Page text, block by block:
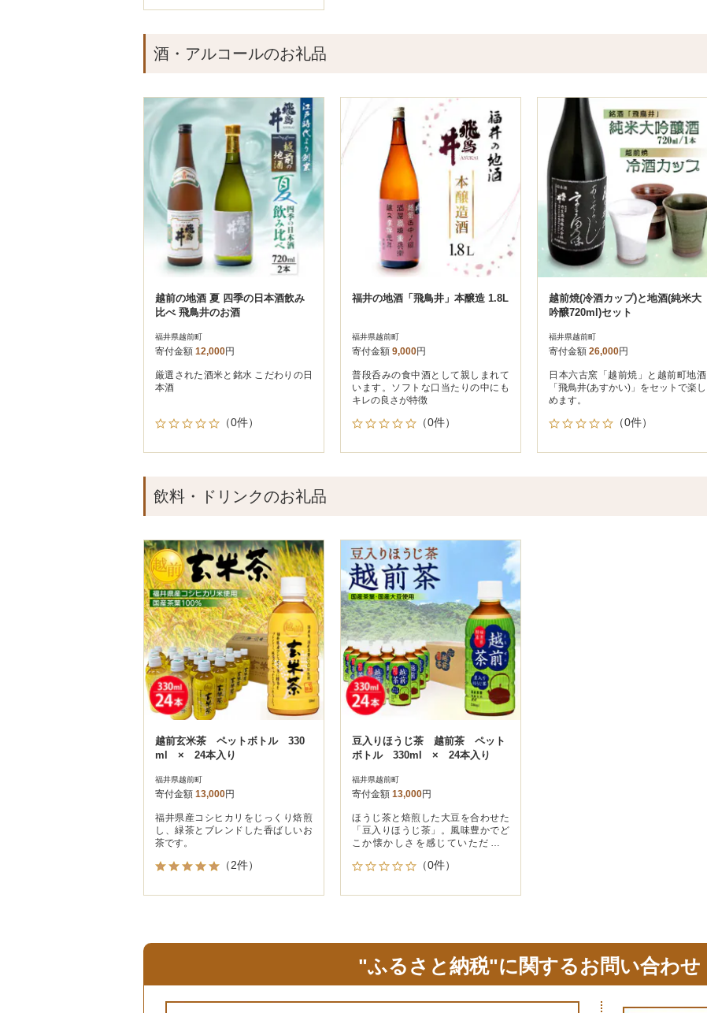
酒・アルコールのお礼品
越前の地酒 夏 四季の日本酒飲み
比べ 飛鳥井のお酒
福井県越前町
寄付金額 12,000円
厳選された酒米と銘水 こだわりの日
本酒
（0件）
福井の地酒「飛鳥井」本醸造 1.8L
福井県越前町
寄付金額 9,000円
普段呑みの食中酒として親しまれて
います。ソフトな口当たりの中にも
キレの良さが特徴
（0件）
越前焼(冷酒カップ)と地酒(純米大
吟醸720ml)セット
福井県越前町
寄付金額 26,000円
日本六古窯「越前焼」と越前町地酒
「飛鳥井(あすかい)」をセットで楽し
めます。
（0件）
飲料・ドリンクのお礼品
越前玄米茶 ペットボトル 330
ml × 24本入り
福井県越前町
寄付金額 13,000円
福井県産コシヒカリをじっくり焙煎
し、緑茶とブレンドした香ばしいお
茶です。
（2件）
豆入りほうじ茶 越前茶 ペット
ボトル 330ml × 24本入り
福井県越前町
寄付金額 13,000円
ほうじ茶と焙煎した大豆を合わせた
「豆入りほうじ茶」。風味豊かでど
こか懐かしさを感じていただけま
（0件）
"ふるさと納税"に関するお問い合わせ